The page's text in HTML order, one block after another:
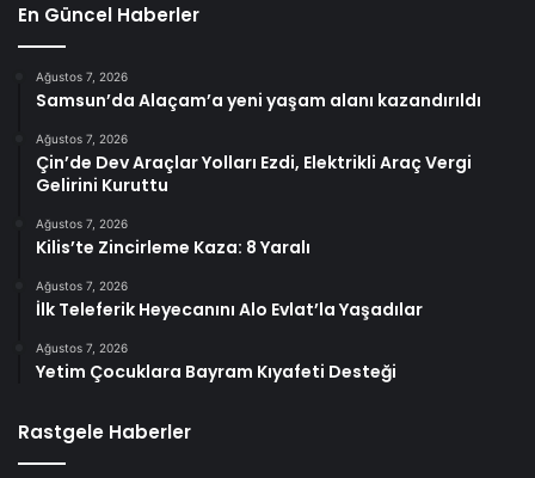
En Güncel Haberler
Ağustos 7, 2026
Samsun’da Alaçam’a yeni yaşam alanı kazandırıldı
Ağustos 7, 2026
Çin’de Dev Araçlar Yolları Ezdi, Elektrikli Araç Vergi
Gelirini Kuruttu
Ağustos 7, 2026
Kilis’te Zincirleme Kaza: 8 Yaralı
Ağustos 7, 2026
İlk Teleferik Heyecanını Alo Evlat’la Yaşadılar
Ağustos 7, 2026
Yetim Çocuklara Bayram Kıyafeti Desteği
Rastgele Haberler